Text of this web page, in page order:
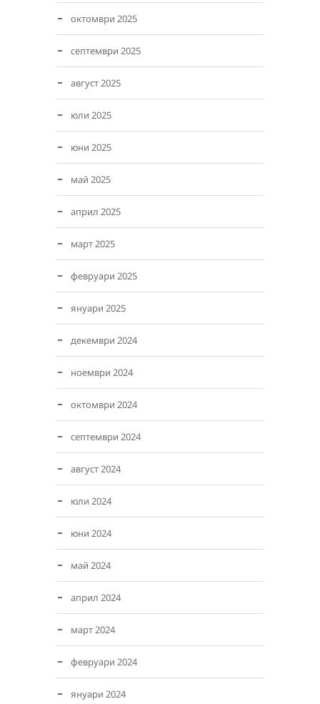
октомври 2025
септември 2025
август 2025
юли 2025
юни 2025
май 2025
април 2025
март 2025
февруари 2025
януари 2025
декември 2024
ноември 2024
октомври 2024
септември 2024
август 2024
юли 2024
юни 2024
май 2024
април 2024
март 2024
февруари 2024
януари 2024